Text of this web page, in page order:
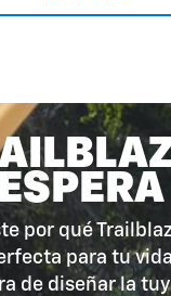
por qué
para tu
de diseñar la